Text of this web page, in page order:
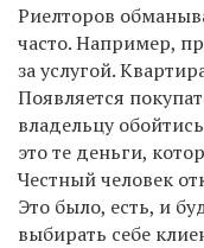
Риелторов
часто. Например,
за услугой.
Появляется
владельцу
это те деньги,
Честный человек
Это было, есть, и
выбирать себе